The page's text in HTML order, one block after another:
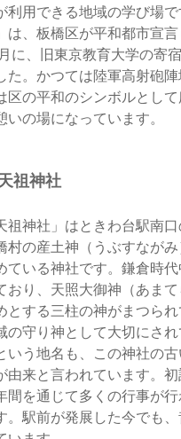
利用できる地域の学び場
は、板橋区が平和都市宣
に、旧東京教育大学の寄
た。かつては陸軍高射砲
区の平和のシンボルとし
いの場になっています。
祖神社
祖神社」はときわ台駅南
村の産土神（うぶすなが
ている神社です。鎌倉時
おり、天照大御神（あま
とする三柱の神がまつら
の守り神として大切にされ
いう地名も、この神社の
由来と言われています。
間を通じて多くの行事が
。駅前が発展した今でも